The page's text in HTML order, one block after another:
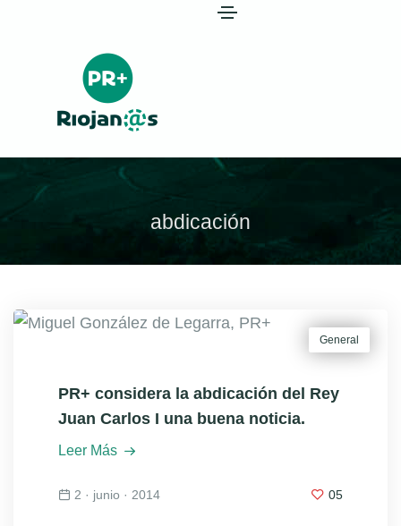
abdicación
General
PR+ considera la abdicación del Rey
Juan Carlos I una buena noticia.
Leer Más
2 · junio · 2014 05